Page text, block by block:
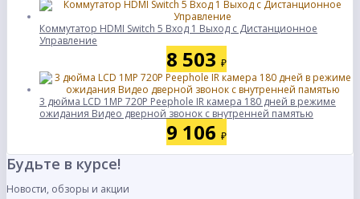
Коммутатор HDMI Switch 5 Вход 1 Выход с Дистанционное
Управление
8 503 ₽
3 дюйма LCD 1MP 720P Peephole IR камера 180 дней в режиме
ожидания Видео дверной звонок с внутренней памятью
9 106 ₽
Будьте в курсе!
Новости, обзоры и акции